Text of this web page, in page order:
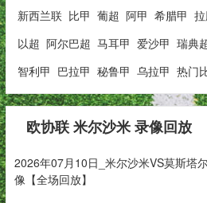
新西兰联 比甲 葡超 阿甲 希腊甲
以超 阿尔巴超 马耳甲 爱沙甲 瑞典
智利甲 巴拉甲 秘鲁甲 乌拉甲 热门
欧协联 米尔沙米 录像回放
2026年07月10日_米尔沙米VS莫斯塔
像【全场回放】